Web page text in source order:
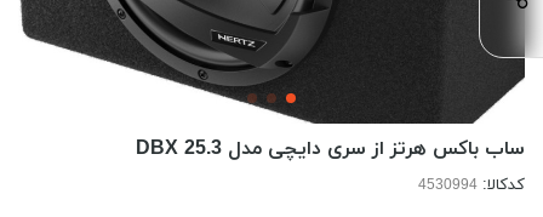
ساب باکس هرتز از سری دایچی مدل DBX 25.3
کدکالا: